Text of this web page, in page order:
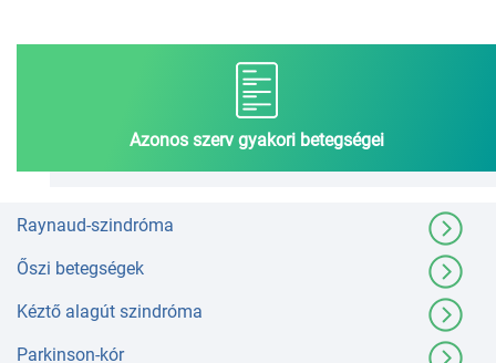
Azonos szerv gyakori betegségei
Raynaud-szindróma
Őszi betegségek
Kéztő alagút szindróma
Parkinson-kór